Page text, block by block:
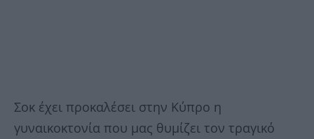
Σοκ έχει προκαλέσει στην Κύπρο η
γυναικοκτονία που μας θυμίζει τον τραγικό